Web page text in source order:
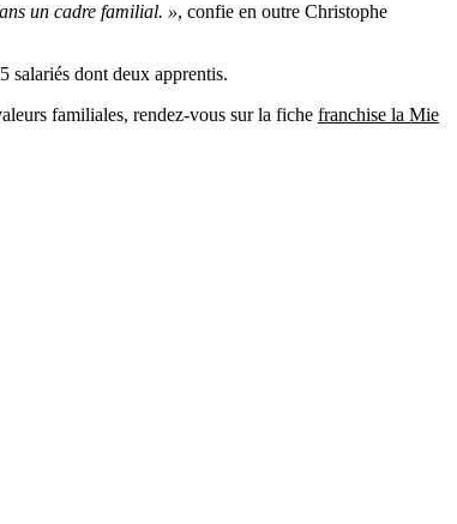
un cadre familial. », confie en outre Christophe
salariés dont deux apprentis.
familiales, rendez-vous sur la fiche franchise la Mie